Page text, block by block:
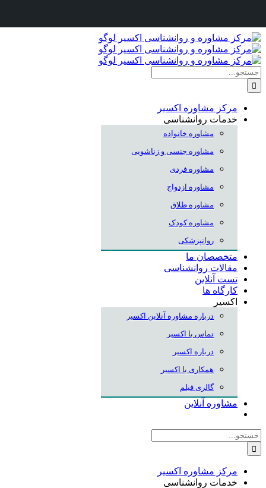
Skip
to
content
جستجو
برای:
مرکز مشاوره اکسیر
خدمات روانشناسی
مشاوره خانواده
مشاوره جنسی و زناشویی
مشاوره فردی
مشاوره ازدواج
مشاوره طلاق
مشاوره کودک
روانپزشکی
متخصصان ما
مقالات روانشناسی
تست آنلاین
کارگاه ها
اکسیر
درباره مشاوره آنلاین اکسیر
تماس با اکسیر
درباره اکسیر
همکاری با اکسیر
گالری فیلم
مشاوره آنلاین
جستجو
برای:
مرکز مشاوره اکسیر
خدمات روانشناسی